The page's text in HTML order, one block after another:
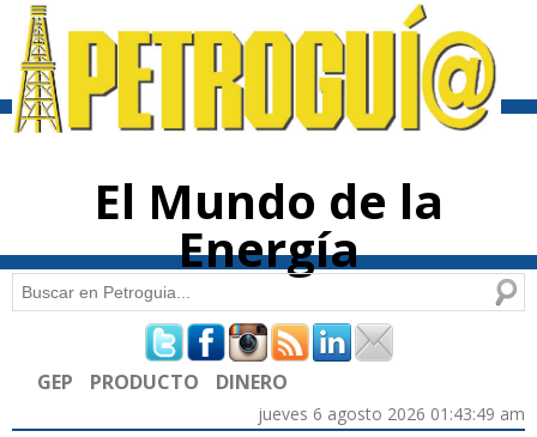
contenido
El Mundo de la
Energía
Formulario de búsqueda
Buscar
GEP PRODUCTO DINERO
jueves 6 agosto 2026 01:43:49 am